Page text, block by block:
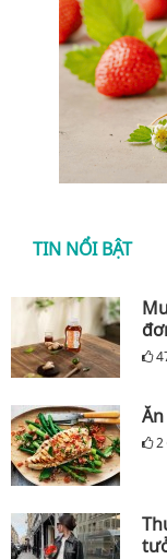
TIN NỔI BẬT
2